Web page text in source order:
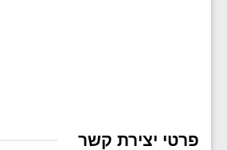
פרטי יצירת קשר